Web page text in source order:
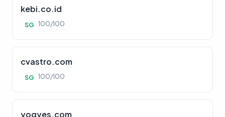
kebi.co.id
SG 100/100
cvastro.com
SG 100/100
yogyes.com